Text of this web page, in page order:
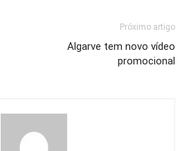
Próximo artigo
Algarve tem novo vídeo
promocional